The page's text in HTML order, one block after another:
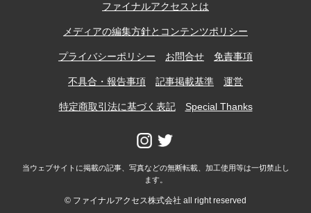
日本銀行 鳥居坂分館
根室市立珸瑶瑁小学校 閉校
釧路市立柏木小学校 閉校
Final Access Books
ファイナルアクセスとは
メディアの編集方針とコンテンツポリシー
プライバシーポリシー お問合せ 免責事項
不具合・報告事項 記事掲載基準 運営
特定商取引法に基づく表記 Special Thanks
当ウェブサイトに掲載の記事、写真などの無断転載、加工使用等は一切禁止し
ます。
© ファイナルアクセス株式会社 all right reserved